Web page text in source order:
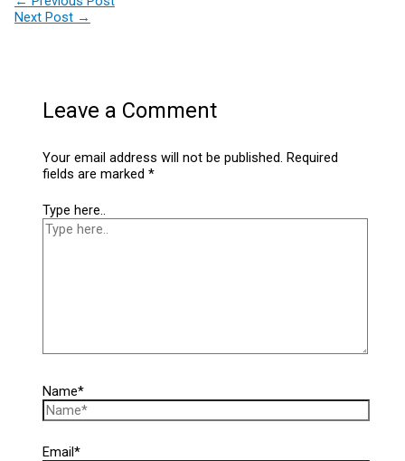
Next Post →
Leave a Comment
Your email address will not be published. Required
fields are marked*
Type here..
Name*
Email*